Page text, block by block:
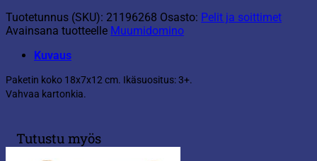
Tuotetunnus (SKU): 21196268 Osasto: Pelit ja soittimet
Avainsana tuotteelle Muumidomino
Kuvaus
Paketin koko 18x7x12 cm. Ikäsuositus: 3+.
Vahvaa kartonkia.
Tutustu myös